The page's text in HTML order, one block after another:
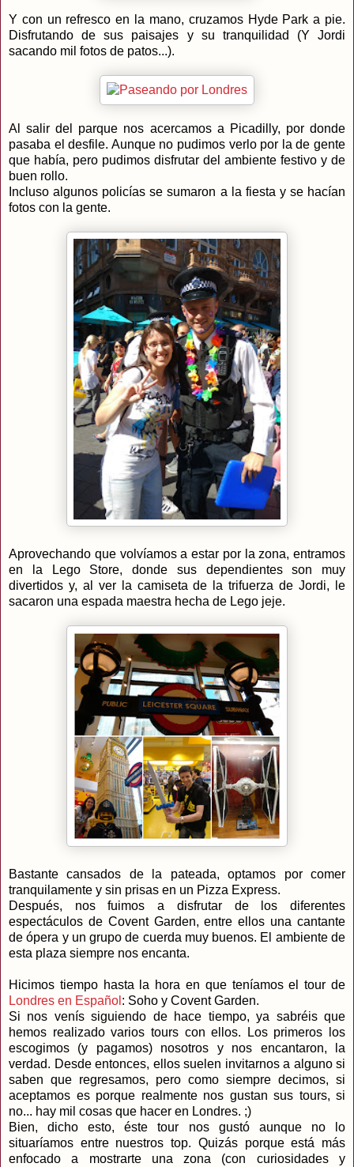
Y con un refresco en la mano, cruzamos Hyde Park a pie.
Disfrutando de sus paisajes y su tranquilidad (Y Jordi
sacando mil fotos de patos...).
Al salir del parque nos acercamos a Picadilly, por donde
pasaba el desfile. Aunque no pudimos verlo por la de gente
que había, pero pudimos disfrutar del ambiente festivo y de
buen rollo.
Incluso algunos policías se sumaron a la fiesta y se hacían
fotos con la gente.
Aprovechando que volvíamos a estar por la zona, entramos
en la Lego Store, donde sus dependientes son muy
divertidos y, al ver la camiseta de la trifuerza de Jordi, le
sacaron una espada maestra hecha de Lego jeje.
Bastante cansados de la pateada, optamos por comer
tranquilamente y sin prisas en un Pizza Express.
Después, nos fuimos a disfrutar de los diferentes
espectáculos de Covent Garden, entre ellos una cantante
de ópera y un grupo de cuerda muy buenos. El ambiente de
esta plaza siempre nos encanta.
Hicimos tiempo hasta la hora en que teníamos el tour de
Londres en Español : Soho y Covent Garden.
Si nos venís siguiendo de hace tiempo, ya sabréis que
hemos realizado varios tours con ellos. Los primeros los
escogimos (y pagamos) nosotros y nos encantaron, la
verdad. Desde entonces, ellos suelen invitarnos a alguno si
saben que regresamos, pero como siempre decimos, si
aceptamos es porque realmente nos gustan sus tours, si
no... hay mil cosas que hacer en Londres. ;)
Bien, dicho esto, éste tour nos gustó aunque no lo
situaríamos entre nuestros top. Quizás porque está más
enfocado a mostrarte una zona (con curiosidades y